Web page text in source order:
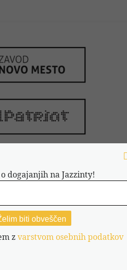
dogajanjih na Jazzinty!
zvarstvom osebnih podatkov